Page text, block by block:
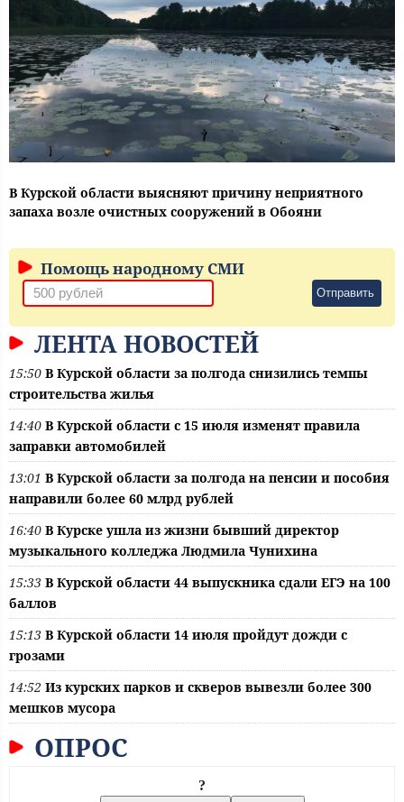
В Курской области выясняют причину неприятного
запаха возле очистных сооружений в Обояни
Помощь народному СМИ
Отправить
ЛЕНТА НОВОСТЕЙ
15:50 В Курской области за полгода снизились темпы
строительства жилья
14:40 В Курской области с 15 июля изменят правила
заправки автомобилей
13:01 В Курской области за полгода на пенсии и пособия
направили более 60 млрд рублей
16:40 В Курске ушла из жизни бывший директор
музыкального колледжа Людмила Чунихина
15:33 В Курской области 44 выпускника сдали ЕГЭ на 100
баллов
15:13 В Курской области 14 июля пройдут дожди с
грозами
14:52 Из курских парков и скверов вывезли более 300
мешков мусора
ОПРОС
?